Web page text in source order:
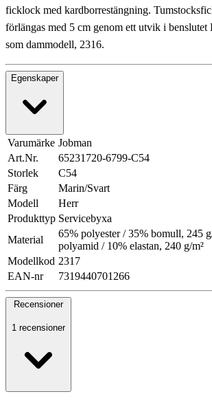
ficklock med kardborrestängning.
förlängas med 5 cm genom ett utvik i benslutet
som dammodell, 2316.
Egenskaper
Varumärke Jobman
Art.Nr.
65231720-6799-C54
Storlek
C54
Färg
Marin/Svart
Modell
Herr
Produkttyp Servicebyxa
Material
65% polyester / 35% bomull, 245
polyamid / 10% elastan, 240 g/m²
Modellkod 2317
EAN-nr
7319440701266
Recensioner
1 recensioner